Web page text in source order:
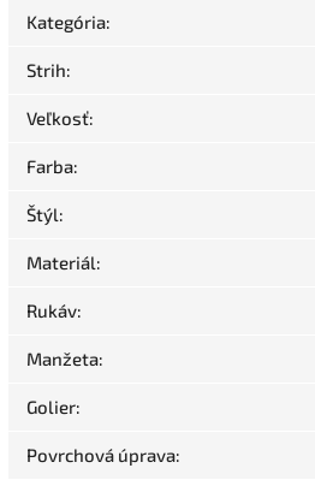
Kategória:
Strih:
Veľkosť:
Farba:
Štýl:
Materiál:
Rukáv:
Manžeta:
Golier:
Povrchová úprava: